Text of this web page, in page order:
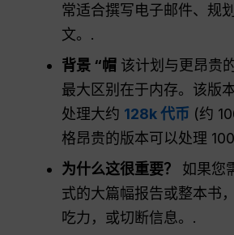
常适合撰写电子邮件、规
文。.
背景 “帽 该计划与更昂贵
最大区别在于内存。该版
处理大约 128k 代币 (约
格昂贵的版本可以处理
为什么这很重要？
如果您
式的大篇幅报告或整本书
吃力，或切断信息。.